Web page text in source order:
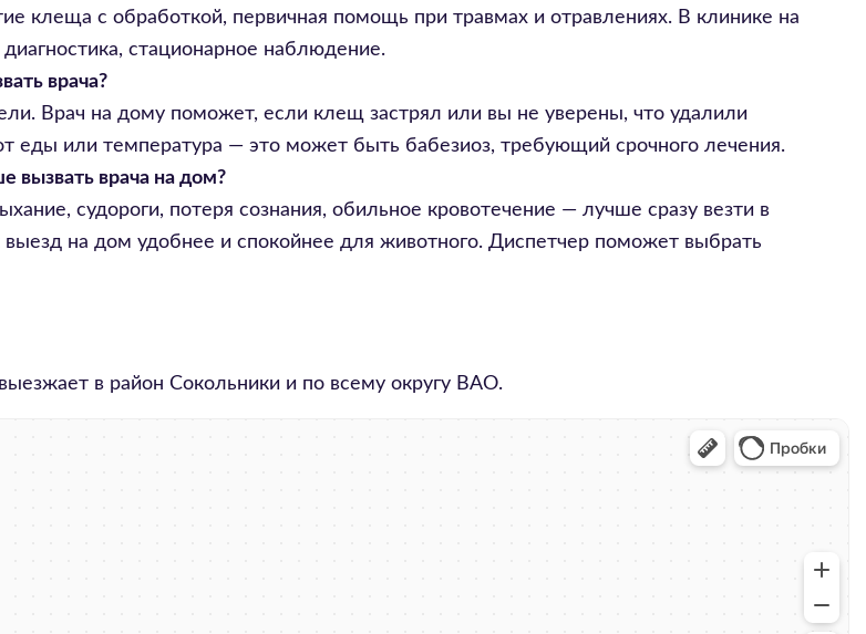
клеща с обработкой, первичная помощь при травмах и отравлениях. В клинике на
стационарное наблюдение.
врача?
Врач на дому поможет, если клещ застрял или вы не уверены, что удалили
еды или температура — это может быть бабезиоз, требующий срочного лечения.
вызвать врача на дом?
судороги, потеря сознания, обильное кровотечение — лучше сразу везти в
на дом удобнее и спокойнее для животного. Диспетчер поможет выбрать
в район Сокольники и по всему округу ВАО.